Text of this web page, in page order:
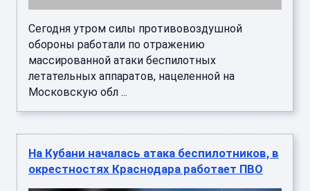
Сегодня утром силы противовоздушной
обороны работали по отражению
массированной атаки беспилотных
летательных аппаратов, нацеленной на
Московскую обл ...
На Кубани началась атака беспилотников, в
окрестностях Краснодара работает ПВО